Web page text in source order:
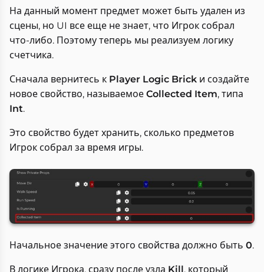
На данный момент предмет может быть удален из
сцены, но UI все еще не знает, что Игрок собрал
что-либо. Поэтому теперь мы реализуем логику
счетчика.
Сначала вернитесь к Player Logic Brick и создайте
новое свойство, называемое Collected Item, типа
Int.
Это свойство будет хранить, сколько предметов
Игрок собрал за время игры.
Начальное значение этого свойства должно быть 0.
В логике Игрока, сразу после узла Kill, который